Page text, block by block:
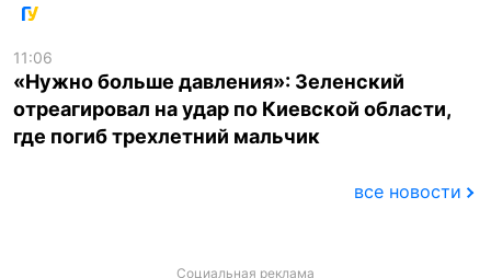
11:06
«Нужно больше давления»: Зеленский
отреагировал на удар по Киевской области,
где погиб трехлетний мальчик
все новости
Социальная реклама